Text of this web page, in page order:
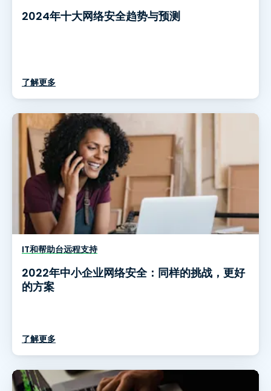
2024年十大网络安全趋势与预测
了解更多
IT和帮助台远程支持
2022年中小企业网络安全：同样的挑战，更好
的方案
了解更多